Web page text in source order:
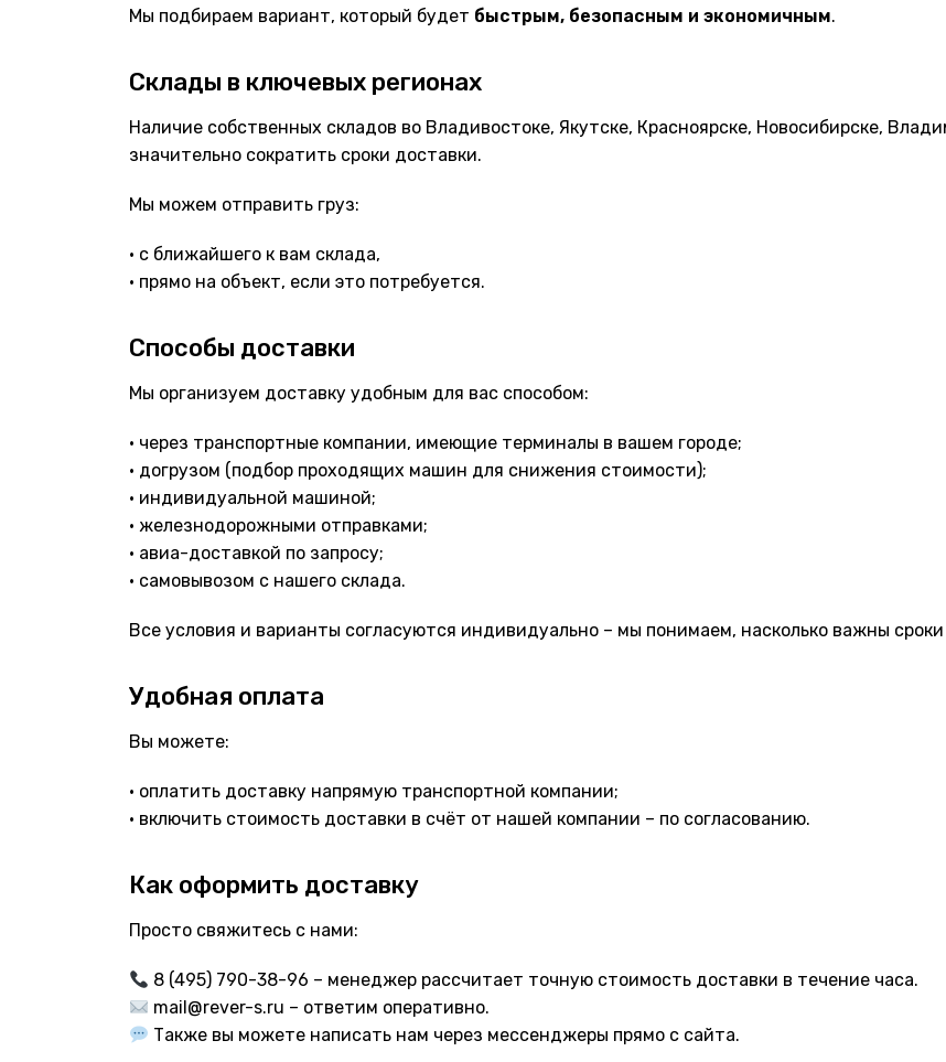
Мы подбираем вариант, который будет быстрым, безопасным и экономичным.
Склады в ключевых регионах
Наличие собственных складов во Владивостоке, Якутске, Красноярске, Новосибирске,
значительно сократить сроки доставки.
Мы можем отправить груз:
• с ближайшего к вам склада,
• прямо на объект, если это потребуется.
Способы доставки
Мы организуем доставку удобным для вас способом:
• через транспортные компании, имеющие терминалы в вашем городе;
• догрузом (подбор проходящих машин для снижения стоимости);
• индивидуальной машиной;
• железнодорожными отправками;
• авиа-доставкой по запросу;
• самовывозом с нашего склада.
Все условия и варианты согласуются индивидуально – мы понимаем, насколько важны
Удобная оплата
Вы можете:
• оплатить доставку напрямую транспортной компании;
• включить стоимость доставки в счёт от нашей компании – по согласованию.
Как оформить доставку
Просто свяжитесь с нами:
8 (495) 790-38-96 – менеджер рассчитает точную стоимость доставки в течение часа.
mail@rever-s.ru – ответим оперативно.
Также вы можете написать нам через мессенджеры прямо с сайта.